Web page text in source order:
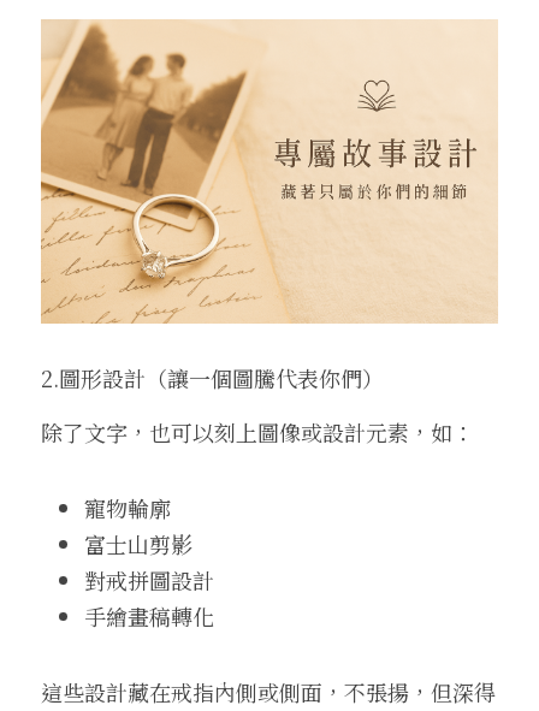
2.圖形設計（讓一個圖騰代表你們）
除了文字，也可以刻上圖像或設計元素，如：
寵物輪廓
富士山剪影
對戒拼圖設計
手繪畫稿轉化
這些設計藏在戒指內側或側面，不張揚，但深得